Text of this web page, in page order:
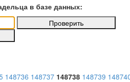
в базе данных:
148736 148737 148738 148739